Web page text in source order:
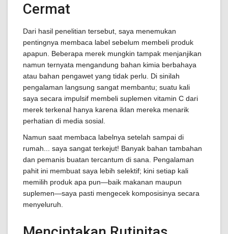
Cermat
Dari hasil penelitian tersebut, saya menemukan
pentingnya membaca label sebelum membeli produk
apapun. Beberapa merek mungkin tampak menjanjikan
namun ternyata mengandung bahan kimia berbahaya
atau bahan pengawet yang tidak perlu. Di sinilah
pengalaman langsung sangat membantu; suatu kali
saya secara impulsif membeli suplemen vitamin C dari
merek terkenal hanya karena iklan mereka menarik
perhatian di media sosial.
Namun saat membaca labelnya setelah sampai di
rumah... saya sangat terkejut! Banyak bahan tambahan
dan pemanis buatan tercantum di sana. Pengalaman
pahit ini membuat saya lebih selektif; kini setiap kali
memilih produk apa pun—baik makanan maupun
suplemen—saya pasti mengecek komposisinya secara
menyeluruh.